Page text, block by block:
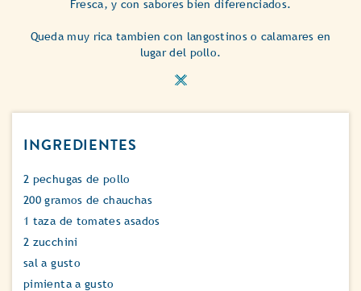
Fresca, y con sabores bien diferenciados.
Queda muy rica tambien con langostinos o calamares en
lugar del pollo.
INGREDIENTES
2 pechugas de pollo
200 gramos de chauchas
1 taza de tomates asados
2 zucchini
sal a gusto
pimienta a gusto